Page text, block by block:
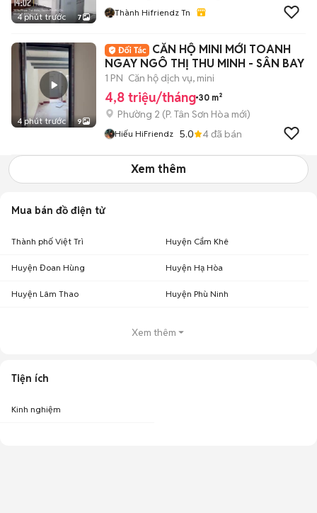
4 phút trước 7 Thành Hifriendz Tn
4 phút trước 9
CĂN HỘ MINI MỚI TOANH
NGAY NGÔ THỊ THU MINH - SÂN BAY
1 PN Căn hộ dịch vụ, mini
4,8 triệu/tháng 30 m²
Phường 2 (P. Tân Sơn Hòa mới)
Hiếu HiFriendz 5.0 4đã bán
Xem thêm
Mua bán đồ điện tử
Thành phố Việt Trì Huyện Cẩm Khê
Huyện Đoan Hùng Huyện Hạ Hòa
Huyện Lâm Thao Huyện Phù Ninh
Xem thêm
Tiện ích
Kinh nghiệm